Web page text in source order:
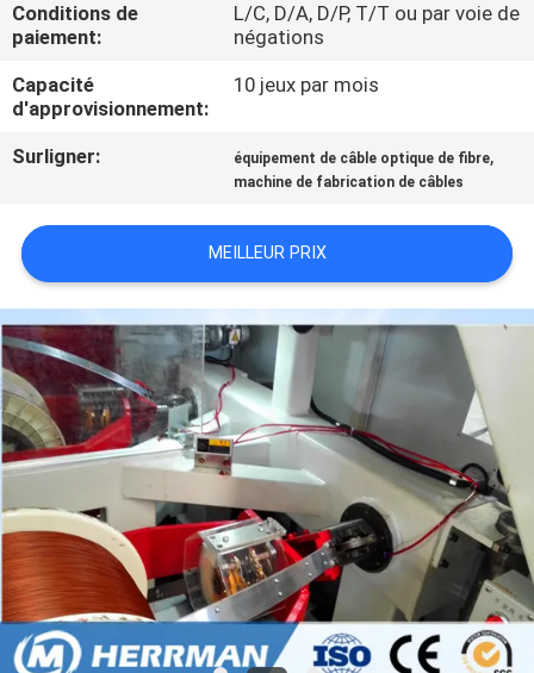
CONTACTEZ-
NOUS
NOUVELLES
DEMANDEZ
UNE
CITATION
PLAN
DU
SITE
PRIVACY
POLICY
Conditions de
paiement:
L/C, D/A, D/P, T/T ou par voie de
négations
Capacité
d'approvisionnement:
10 jeux par mois
Surligner: équipement de câble optique de fibre,
machine de fabrication de câbles
MEILLEUR PRIX